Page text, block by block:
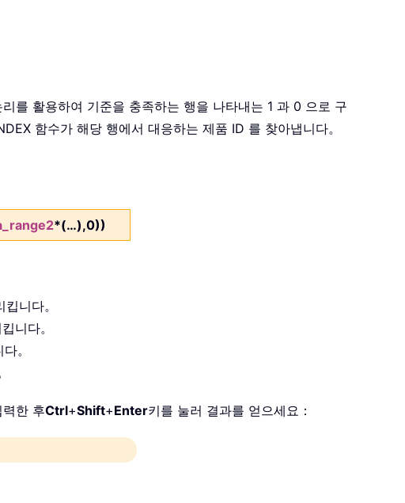
를 활용하여 기준을 충족하는 행을 나타내는 1 과 0 으로 구
함수가 해당 행에서 대응하는 제품 ID 를 찾아냅니다。
*(…),0))
니다。
니다。
。
한 후Ctrl+Shift+Enter키를 눌러 결과를 얻으세요：